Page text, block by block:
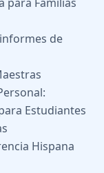
de
Estudiantes
Hispana